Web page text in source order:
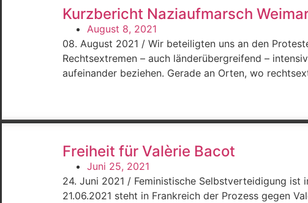
Kurzbericht Naziaufmarsch
August 8, 2021
08. August 2021 / Wir beteiligten uns an den
Rechtsextremen – auch länderübergreifend –
aufeinander beziehen. Gerade an Orten, wo
Freiheit für Valèrie Bacot
Juni 25, 2021
24. Juni 2021 / Feministische Selbstverteidigung
21.06.2021 steht in Frankreich der Prozess gegen